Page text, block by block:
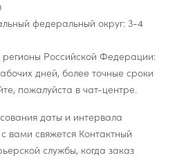
федеральный округ: 3-4
регионы Российской Федерации:
дней, более точные сроки
пожалуйста в чат-центре.
даты и интервала
вами свяжется Контактный
службы, когда заказ